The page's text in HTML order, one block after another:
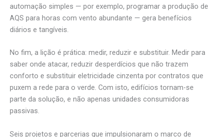
automação simples — por exemplo, programar a produção de
AQS para horas com vento abundante — gera benefícios
diários e tangíveis.
No fim, a lição é prática: medir, reduzir e substituir. Medir para
saber onde atacar, reduzir desperdícios que não trazem
conforto e substituir eletricidade cinzenta por contratos que
puxem a rede para o verde. Com isto, edifícios tornam-se
parte da solução, e não apenas unidades consumidoras
passivas.
Seis projetos e parcerias que impulsionaram o marco de